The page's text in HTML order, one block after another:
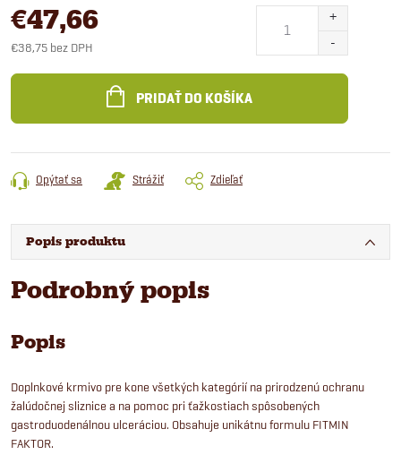
€47,66
€38,75 bez DPH
cena:
PRIDAŤ DO KOŠÍKA
Opýtať sa Strážiť Zdieľať
Popis produktu
Podrobný popis
Popis
Doplnkové krmivo pre kone všetkých kategórií na prirodzenú ochranu
žalúdočnej sliznice a na pomoc pri ťažkostiach spôsobených
gastroduodenálnou ulceráciou. Obsahuje unikátnu formulu FITMIN
FAKTOR.